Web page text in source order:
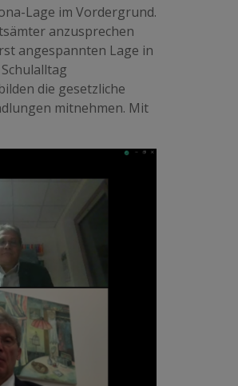
Lage im Vordergrund.
anzusprechen
angespannten Lage in
die gesetzliche
mitnehmen. Mit